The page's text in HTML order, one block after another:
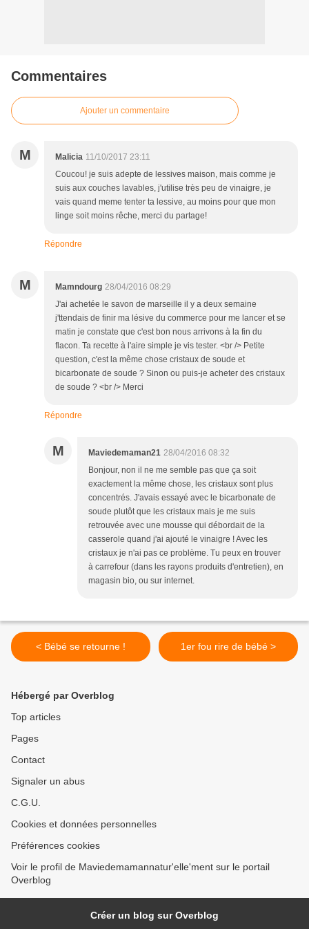
Commentaires
Ajouter un commentaire
M Malicia 11/10/2017 23:11
Coucou! je suis adepte de lessives maison, mais comme je
suis aux couches lavables, j'utilise très peu de vinaigre, je
vais quand meme tenter ta lessive, au moins pour que mon
linge soit moins rêche, merci du partage!
Répondre
M Mamndourg 28/04/2016 08:29
J'ai achetée le savon de marseille il y a deux semaine
j'ttendais de finir ma lésive du commerce pour me lancer et se
matin je constate que c'est bon nous arrivons à la fin du
flacon. Ta recette à l'aire simple je vis tester. <br /> Petite
question, c'est la même chose cristaux de soude et
bicarbonate de soude ? Sinon ou puis-je acheter des cristaux
de soude ? <br /> Merci
Répondre
M Maviedemaman21 28/04/2016 08:32
Bonjour, non il ne me semble pas que ça soit
exactement la même chose, les cristaux sont plus
concentrés. J'avais essayé avec le bicarbonate de
soude plutôt que les cristaux mais je me suis
retrouvée avec une mousse qui débordait de la
casserole quand j'ai ajouté le vinaigre ! Avec les
cristaux je n'ai pas ce problème. Tu peux en trouver
à carrefour (dans les rayons produits d'entretien), en
magasin bio, ou sur internet.
< Bébé se retourne ! 1er fou rire de bébé >
Hébergé par Overblog
Top articles
Pages
Contact
Signaler un abus
C.G.U.
Cookies et données personnelles
Préférences cookies
Voir le profil de Maviedemamannatur'elle'ment sur le portail
Overblog
Créer un blog sur Overblog